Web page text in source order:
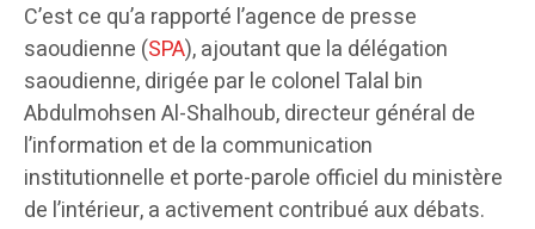
C’est ce qu’a rapporté l’agence de presse
saoudienne (SPA), ajoutant que la délégation
saoudienne, dirigée par le colonel Talal bin
Abdulmohsen Al-Shalhoub, directeur général de
l’information et de la communication
institutionnelle et porte-parole officiel du ministère
de l’intérieur, a activement contribué aux débats.